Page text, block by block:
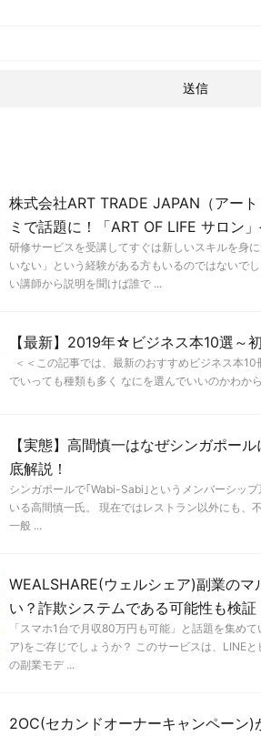
株式会社ART TRADE JAPAN（アー
ミで話題に！「ART OF LIFE サロン
研修サービスを受講してすぐは新しいスキルを身
いない」という経験がある方もいるのではないで
い講師から説明を聞けば誰で ...
【最新】2019年☆ビジネス本10選～
＜＜この記事では、最新のおすすめビジネス本
でいっても種類も多く なにを選んでいいのかわか
【実態】高間慎一はなぜシンガポー
底解説！
シンガポールで｢Wabi-Sabi｣というメンバーシッ
いる高間慎一氏。 現在ではレストラン以外にも、
一般 ...
WEALSHARE(ウェルシェア)副業の
い？詐欺システムである可能性も検証
「スマホ1台で月収80万円も可能」と話題を集め
ア)をご存じでしょうか？ このサービスは、LINE
の副業モデ ...
2OC(セカンドオーナーキャンペーン